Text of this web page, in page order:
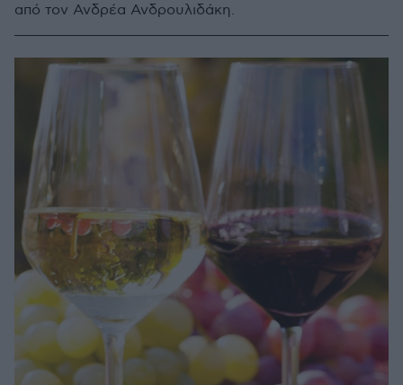
από τον Ανδρέα Ανδρουλιδάκη.